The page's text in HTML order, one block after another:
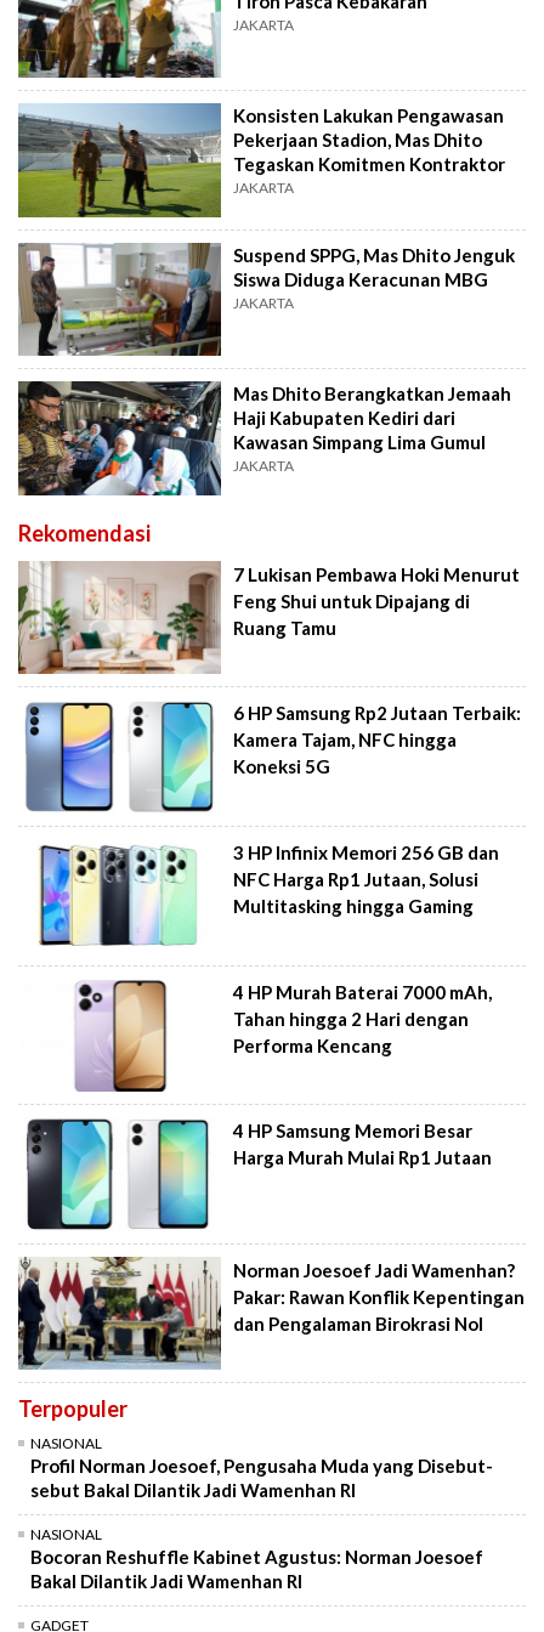
JAKARTA
Konsisten Lakukan Pengawasan
Pekerjaan Stadion, Mas Dhito
Tegaskan Komitmen Kontraktor
JAKARTA
Suspend SPPG, Mas Dhito Jenguk
Siswa Diduga Keracunan MBG
JAKARTA
Mas Dhito Berangkatkan Jemaah
Haji Kabupaten Kediri dari
Kawasan Simpang Lima Gumul
JAKARTA
Rekomendasi
7 Lukisan Pembawa Hoki Menurut
Feng Shui untuk Dipajang di
Ruang Tamu
6 HP Samsung Rp2 Jutaan Terbaik:
Kamera Tajam, NFC hingga
Koneksi 5G
3 HP Infinix Memori 256 GB dan
NFC Harga Rp1 Jutaan, Solusi
Multitasking hingga Gaming
4 HP Murah Baterai 7000 mAh,
Tahan hingga 2 Hari dengan
Performa Kencang
4 HP Samsung Memori Besar
Harga Murah Mulai Rp1 Jutaan
Norman Joesoef Jadi Wamenhan?
Pakar: Rawan Konflik Kepentingan
dan Pengalaman Birokrasi Nol
Terpopuler
NASIONAL
Profil Norman Joesoef, Pengusaha Muda yang Disebut-
sebut Bakal Dilantik Jadi Wamenhan RI
NASIONAL
Bocoran Reshuffle Kabinet Agustus: Norman Joesoef
Bakal Dilantik Jadi Wamenhan RI
GADGET